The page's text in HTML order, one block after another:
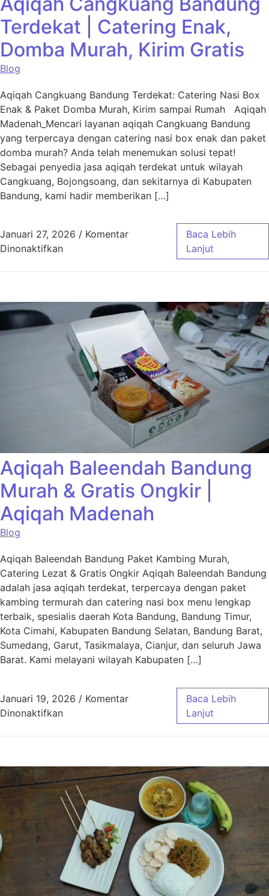
Terdekat | Catering Enak,
Domba Murah, Kirim Gratis
Blog
Aqiqah Cangkuang Bandung Terdekat: Catering Nasi Box
Enak & Paket Domba Murah, Kirim sampai Rumah Aqiqah
Madenah_Mencari layanan aqiqah Cangkuang Bandung
yang terpercaya dengan catering nasi box enak dan paket
domba murah? Anda telah menemukan solusi tepat!
Sebagai penyedia jasa aqiqah terdekat untuk wilayah
Cangkuang, Bojongsoang, dan sekitarnya di Kabupaten
Bandung, kami hadir memberikan […]
Januari 27, 2026 / Komentar
Dinonaktifkanpada Aqiqah Cangkuang Bandung Terdekat
Baca Lebih
Lanjut
Aqiqah Baleendah Bandung
Murah & Gratis Ongkir |
Aqiqah Madenah
Blog
Aqiqah Baleendah Bandung Paket Kambing Murah,
Catering Lezat & Gratis Ongkir Aqiqah Baleendah Bandung
adalah jasa aqiqah terdekat, terpercaya dengan paket
kambing termurah dan catering nasi box menu lengkap
terbaik, spesialis daerah Kota Bandung, Bandung Timur,
Kota Cimahi, Kabupaten Bandung Selatan, Bandung Barat,
Sumedang, Garut, Tasikmalaya, Cianjur, dan seluruh Jawa
Barat. Kami melayani wilayah Kabupaten […]
Januari 19, 2026 / Komentar
Dinonaktifkanpada Aqiqah Baleendah Bandung Murah &
Baca Lebih
Lanjut